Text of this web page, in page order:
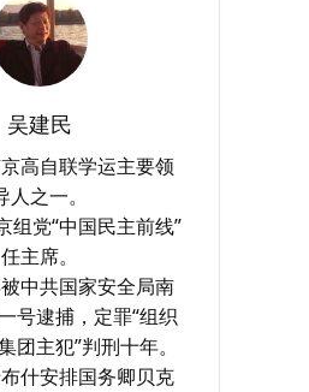
吴建民
高自联学运主要领
人之一。
组党“中国民主前线”
任主席。
中共国家安全局南
号逮捕，定罪“组织
团主犯”判刑十年。
什安排国务卿贝克